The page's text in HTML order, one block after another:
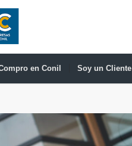
en Conil Soy un Cliente